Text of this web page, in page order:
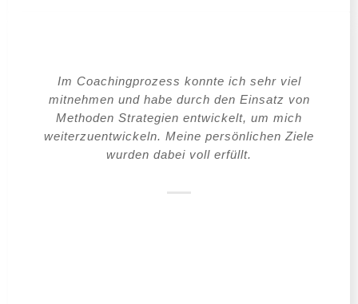
Im Coachingprozess konnte ich sehr viel
mitnehmen und habe durch den Einsatz von
Methoden Strategien entwickelt, um mich
weiterzuentwickeln. Meine persönlichen Ziele
wurden dabei voll erfüllt.